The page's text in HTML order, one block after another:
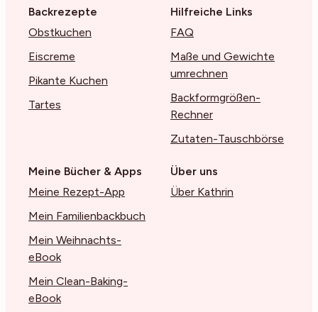
Backrezepte
Obstkuchen
Eiscreme
Pikante Kuchen
Tartes
Hilfreiche Links
FAQ
Maße und Gewichte
umrechnen
Backformgrößen-
Rechner
Zutaten-Tauschbörse
Meine Bücher & Apps
Meine Rezept-App
Mein Familienbackbuch
Mein Weihnachts-
eBook
Mein Clean-Baking-
eBook
Über uns
Über Kathrin